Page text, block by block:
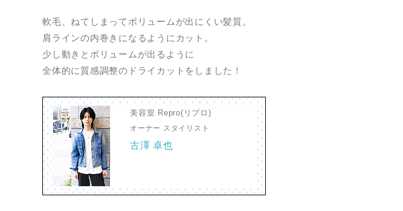
軟毛、ねてしまってボリュームが出にくい髪質。
肩ラインの内巻きになるようにカット。
少し動きとボリュームが出るように
全体的に質感調整のドライカットをしました！
美容室 Repro(リプロ)
オーナー スタイリスト
古澤 卓也